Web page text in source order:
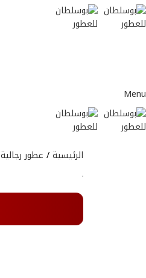
Menu
الرئيسية عطور رجالية